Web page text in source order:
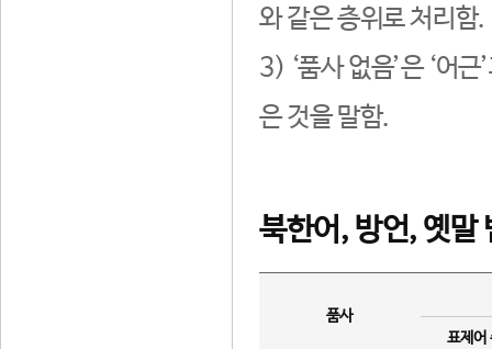
와 같은 층위로 처리함.
3) ‘품사 없음’은 ‘어
은 것을 말함.
북한어, 방언, 옛말
품사
표제어